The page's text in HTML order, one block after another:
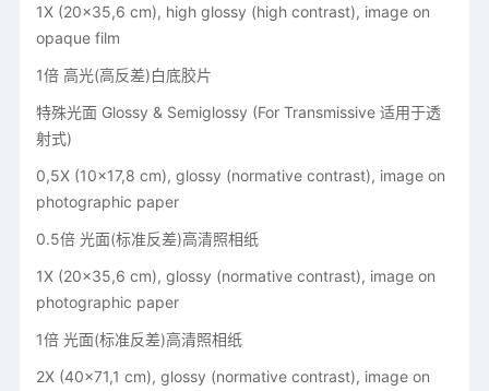
1X (20x35,6 cm), high glossy (high contrast), image on
opaque film
1倍 高光(高反差)白底胶片
特殊光面 Glossy & Semiglossy (For Transmissive 适用于透
射式)
0,5X (10x17,8 cm), glossy (normative contrast), image on
photographic paper
0.5倍 光面(标准反差)高清照相纸
1X (20x35,6 cm), glossy (normative contrast), image on
photographic paper
1倍 光面(标准反差)高清照相纸
2X (40x71,1 cm), glossy (normative contrast), image on